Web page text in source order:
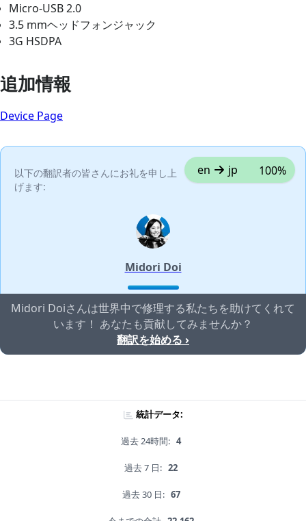
Micro-USB 2.0
3.5 mmヘッドフォンジャック
3G HSDPA
追加情報
Device Page
以下の翻訳者の皆さんにお礼を申し上
げます:
en jp 100%
Midori Doi
Midori Doiさんは世界中で修理する私たちを助けてくれて
います！ あなたも貢献してみませんか？
翻訳を始める ›
統計データ:
過去 24時間: 4
過去 7 日: 22
過去 30 日: 67